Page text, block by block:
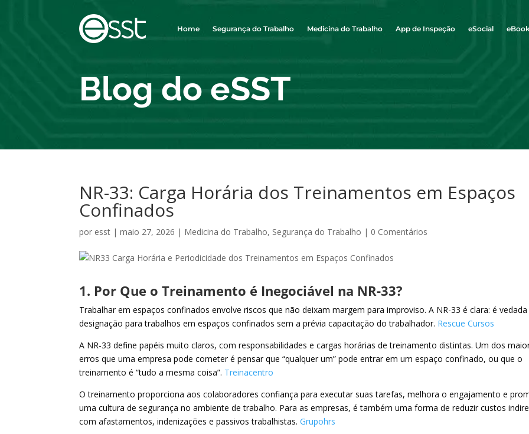
Home Segurança do Trabalho Medicina do Trabalho App de Inspeção eSocial
Blog do eSST
NR-33: Carga Horária dos Treinamentos em Espaços
Confinados
por esst |maio 27, 2026 | Medicina do Trabalho, Segurança do Trabalho | 0 Comentários
1. Por Que o Treinamento é Inegociável na NR-33?
Trabalhar em espaços confinados envolve riscos que não deixam margem para improviso. A NR-33 é clara: é vedada
designação para trabalhos em espaços confinados sem a prévia capacitação do trabalhador. Rescue Cursos
A NR-33 define papéis muito claros, com responsabilidades e cargas horárias de treinamento distintas. Um dos
erros que uma empresa pode cometer é pensar que “qualquer um” pode entrar em um espaço confinado, ou que o
treinamento é “tudo a mesma coisa”. Treinacentro
O treinamento proporciona aos colaboradores confiança para executar suas tarefas, melhora o engajamento e
uma cultura de segurança no ambiente de trabalho. Para as empresas, é também uma forma de reduzir custos
com afastamentos, indenizações e passivos trabalhistas. Grupohrs